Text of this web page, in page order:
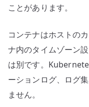
ことがあります。
コンテナはホストの
ナ内のタイムゾーン
は別です。
ーションログ、ログ
ません。